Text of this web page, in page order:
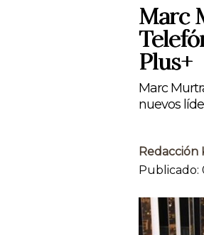
Marc
Plus+
Marc
nuevos
Redacción
Publicado: